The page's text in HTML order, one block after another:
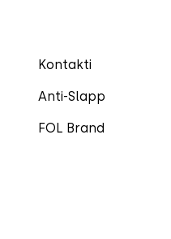
Kontakti
Anti-Slapp
FOL Brand